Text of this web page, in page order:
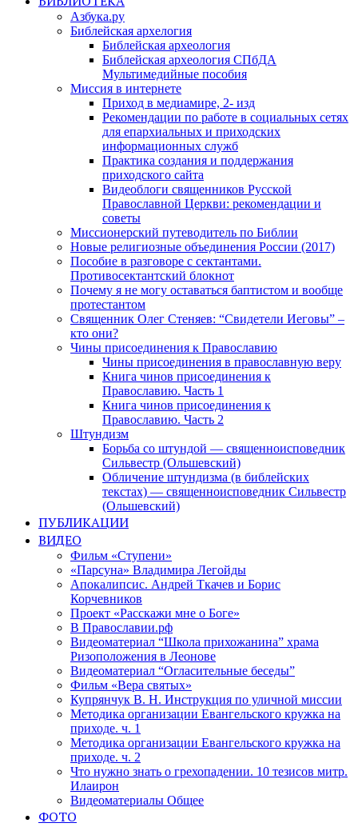
Азбука.ру
Библейская архелогия
Библейская археология
Библейская археология СПбДА
Мультимедийные пособия
Миссия в интернете
Приход в медиамире, 2- изд
Рекомендации по работе в социальных сетях
для епархиальных и приходских
информационных служб
Практика создания и поддержания
приходского сайта
Видеоблоги священников Русской
Православной Церкви: рекомендации и
советы
Миссионерский путеводитель по Библии
Новые религиозные объединения России (2017)
Пособие в разговоре с сектантами.
Противосектантский блокнот
Почему я не могу оставаться баптистом и вообще
протестантом
Священник Олег Стеняев: “Свидетели Иеговы” –
кто они?
Чины присоединения к Православию
Чины присоединения в православную веру
Книга чинов присоединения к
Православию. Часть 1
Книга чинов присоединения к
Православию. Часть 2
Штундизм
Борьба со штундой — священноисповедник
Сильвестр (Ольшевский)
Обличение штундизма (в библейских
текстах) — священноисповедник Сильвестр
(Ольшевский)
ПУБЛИКАЦИИ
ВИДЕО
Фильм «Ступени»
«Парсуна» Владимира Легойды
Апокалипсис. Андрей Ткачев и Борис
Корчевников
Проект «Расскажи мне о Боге»
В Православии.рф
Видеоматериал “Школа прихожанина” храма
Ризоположения в Леонове
Видеоматериал “Огласительные беседы”
Фильм «Вера святых»
Купрянчук В. Н. Инструкция по уличной миссии
Методика организации Евангельского кружка на
приходе. ч. 1
Методика организации Евангельского кружка на
приходе. ч. 2
Что нужно знать о грехопадении. 10 тезисов митр.
Илаирон
Видеоматериалы Общее
ФОТО